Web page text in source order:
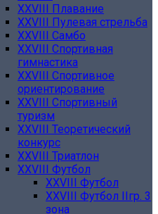
XXVIII Плавание
XXVIII Пулевая стрельба
XXVIII Самбо
XXVIII Спортивная
гимнастика
XXVIII Спортивное
ориентирование
XXVIII Спортивный
туризм
XXVIII Теоретический
конкурс
XXVIII Триатлон
XXVIII Футбол
XXVIII Футбол
XXVIII Футбол IIгр. 3
зона